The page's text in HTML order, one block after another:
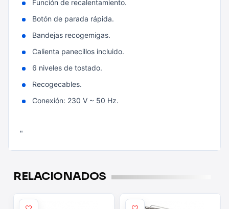
Función de recalentamiento.
Botón de parada rápida.
Bandejas recogemigas.
Calienta panecillos incluido.
6 niveles de tostado.
Recogecables.
Conexión: 230 V ~ 50 Hz.
"
RELACIONADOS